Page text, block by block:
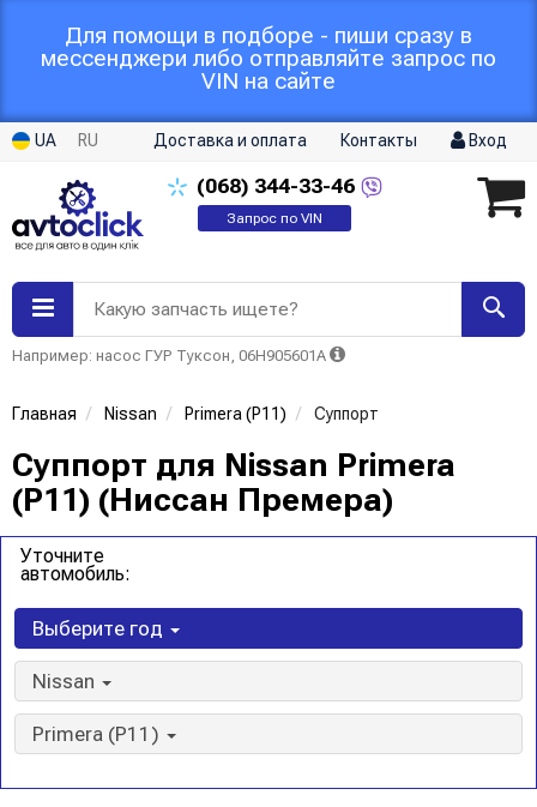
Для помощи в подборе - пиши сразу в
мессенджери либо отправляйте запрос по
VIN на сайте
UA RU Доставка и оплата Контакты Вход
(068) 344-33-46
Запрос по VIN
Какую запчасть ищете?
Например: насос ГУР Туксон, 06H905601A
Главная Nissan Primera (P11) Суппорт
Суппорт для Nissan Primera
(P11) (Ниссан Премера)
Уточните
автомобиль:
Выберите год
Nissan
Primera (P11)